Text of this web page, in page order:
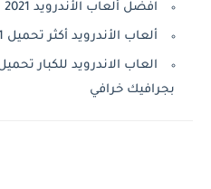
افضل ألعاب الأندرويد 2021 مجانية لا تعرفها
ألعاب الأندرويد أكثر تحميل 2021
العاب الاندرويد للكبار
بجرافيك خرافي